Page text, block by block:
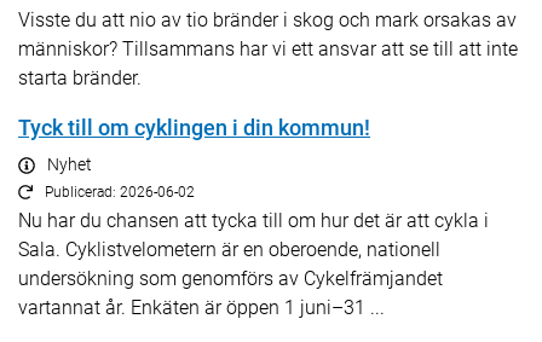
Visste du att nio av tio bränder i skog och mark orsakas av
människor? Tillsammans har vi ett ansvar att se till att inte
starta bränder.
Tyck till om cyklingen i din kommun!
Nyhet
Publicerad: 2026-06-02
Nu har du chansen att tycka till om hur det är att cykla i
Sala. Cyklistvelometern är en oberoende, nationell
undersökning som genomförs av Cykelfrämjandet
vartannat år. Enkäten är öppen 1 juni–31 ...